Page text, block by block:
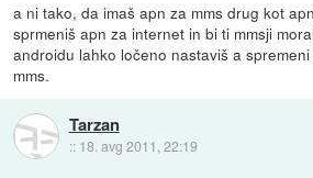
a ni tako, da imaš apn za mms drug kot
sprmeniš apn za internet in bi ti mmsji
androidu lahko ločeno nastaviš a
mms.
Tarzan
:: 18. avg 2011, 22:19